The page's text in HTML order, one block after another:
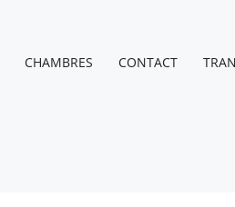
CHAMBRES CONTACT